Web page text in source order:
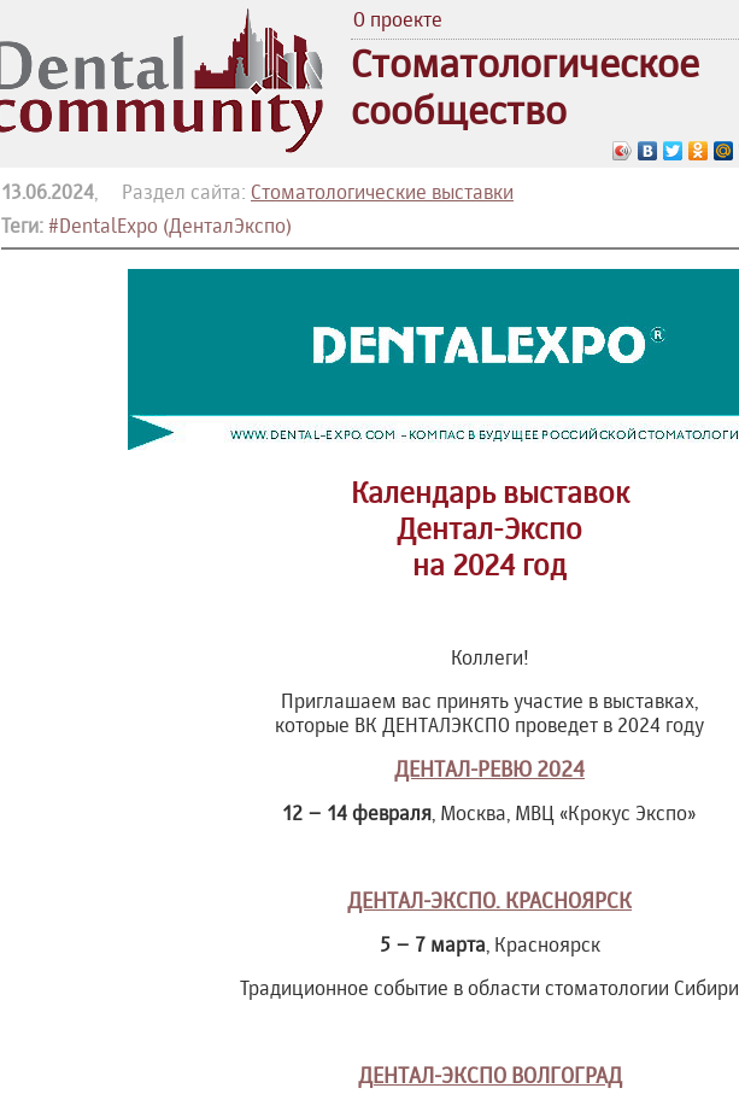
О проекте
Стоматологическое
сообщество
13.06.2024, Раздел сайта: Стоматологические выставки
Теги: #DentalExpo (ДенталЭкспо)
Календарь выставок
Дентал-Экспо
на 2024 год
Коллеги!
Приглашаем вас принять участие в выставках,
которые ВК ДЕНТАЛЭКСПО проведет в 2024 году
ДЕНТАЛ-РЕВЮ 2024
12 – 14 февраля, Москва, МВЦ «Крокус Экспо»
ДЕНТАЛ-ЭКСПО. КРАСНОЯРСК
5 – 7 марта, Красноярск
Традиционное событие в области стоматологии Сибири
ДЕНТАЛ-ЭКСПО ВОЛГОГРАД